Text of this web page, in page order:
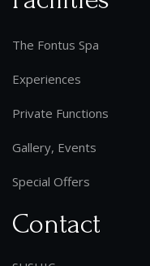
The Fontus Spa
Experiences
Private Functions
Gallery, Events
Special Offers
Contact